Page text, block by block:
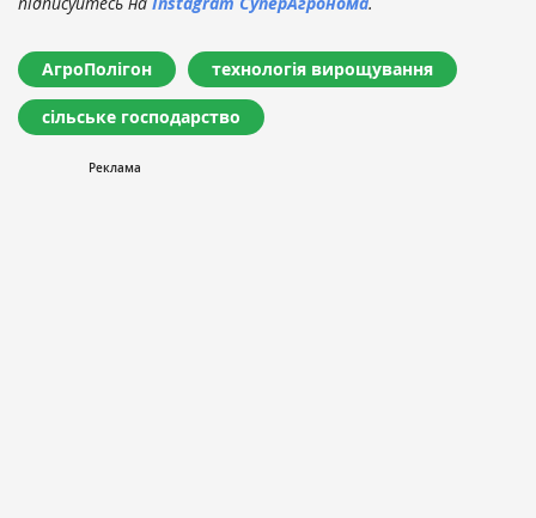
АгроПолігон технологія вирощування
сільське господарство